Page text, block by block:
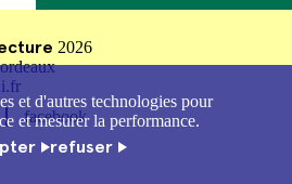
et d'autres technologies pour
et mesurer la performance.
refuser
2026
facebook